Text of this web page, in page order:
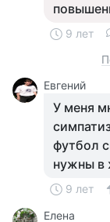
9 лет
Евгений
У меня
футбол
нужны в
9 лет
Елена